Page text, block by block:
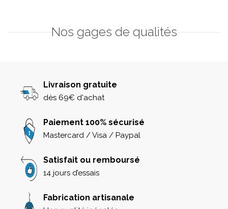
Nos gages de qualités
Livraison gratuite
dès 69€ d'achat
Paiement 100% sécurisé
Mastercard / Visa / Paypal
Satisfait ou remboursé
14 jours d’essais
Fabrication artisanale